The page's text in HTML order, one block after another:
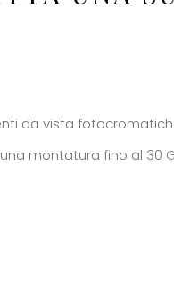
da vista
montatura fino al 30